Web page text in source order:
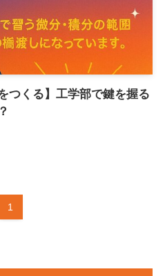
つくる】工学部で鍵を握る
1